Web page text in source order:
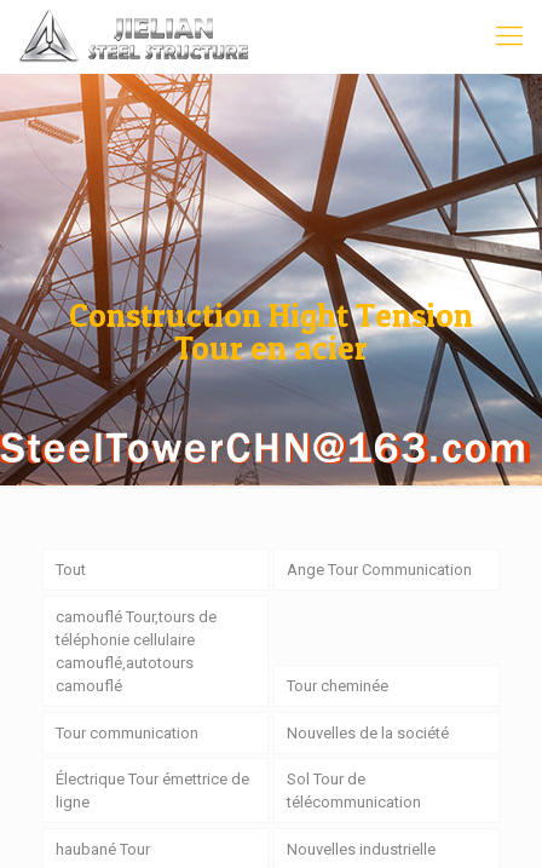
Construction Hight Tension
Tour en acier
Tout Ange Tour Communication
camouflé Tour,tours de
téléphonie cellulaire
camouflé,autotours
camouflé
Tour cheminée
Tour communication Nouvelles de la société
Électrique Tour émettrice de
ligne
Sol Tour de
télécommunication
haubané Tour Nouvelles industrielle